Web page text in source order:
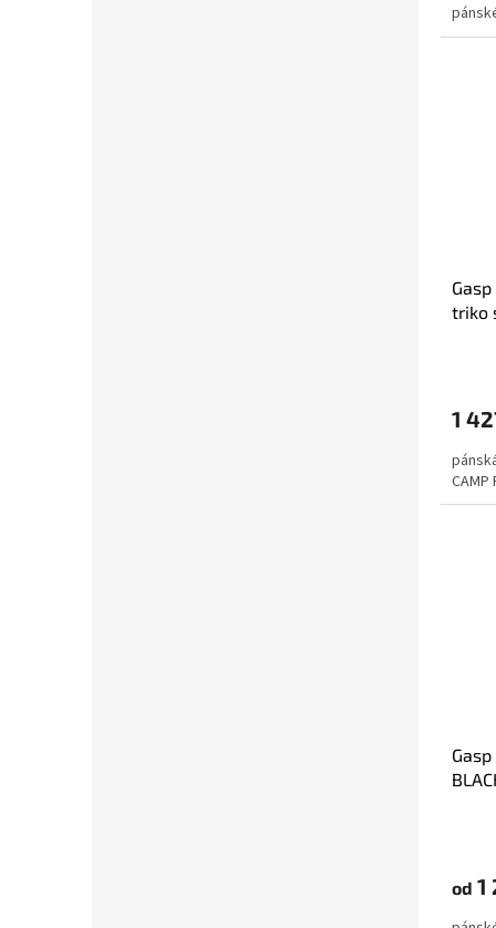
Gasp
triko
1
CAMP
Gasp
od 1